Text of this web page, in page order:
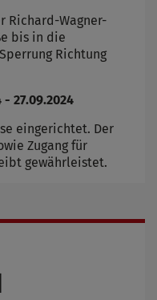
Richard-Wagner-
bis in die
Richtung
27.09.2024
eingerichtet. Der
Zugang für
gewährleistet.